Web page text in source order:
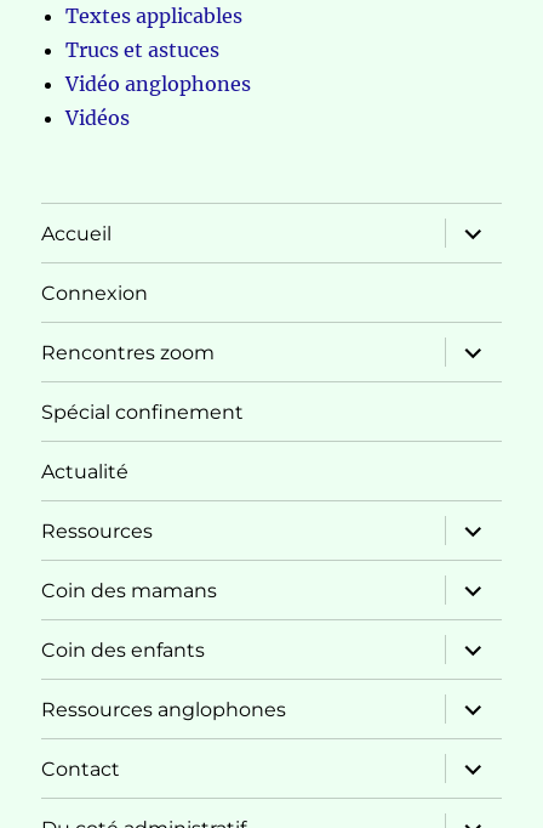
Textes applicables
Trucs et astuces
Vidéo anglophones
Vidéos
Accueil
ouvrir
le
sous-
Connexion
Rencontres zoom
ouvrir
le
sous-
Spécial confinement
Actualité
Ressources
ouvrir
le
sous-
menu
Coin des mamans
ouvrir
le
sous-
menu
Coin des enfants
ouvrir
le
sous-
menu
Ressources anglophones
ouvrir
le
sous-
menu
Contact
ouvrir
le
sous-
menu
ouvrir